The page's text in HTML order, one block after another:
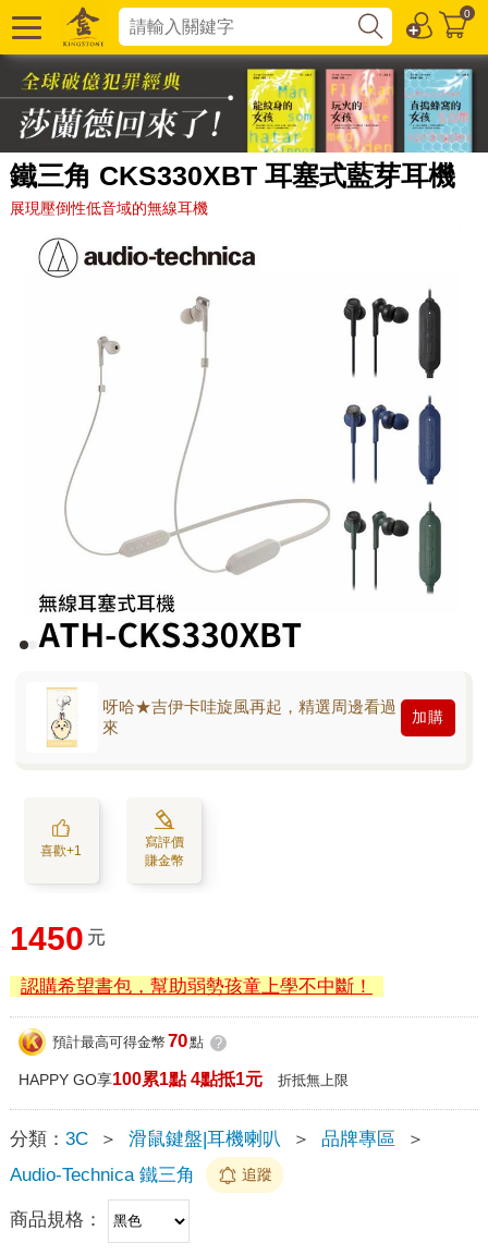
0
鐵三角 CKS330XBT 耳塞式藍芽耳機
展現壓倒性低音域的無線耳機
呀哈★吉伊卡哇旋風再起，精選周邊看過
來
加購
喜歡+1
寫評價
賺金幣
1450 元
認購希望書包，幫助弱勢孩童上學不中斷！
預計最高可得金幣 70點 ?
HAPPY GO享100累1點 4點抵1元 折抵無上限
分類： 3C ＞ 滑鼠鍵盤|耳機喇叭 ＞ 品牌專區
＞
Audio-Technica 鐵三角
追蹤
商品規格：